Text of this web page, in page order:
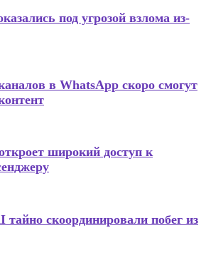
под угрозой взлома из-
в WhatsApp скоро смогут
широкий доступ к
скоординировали побег из